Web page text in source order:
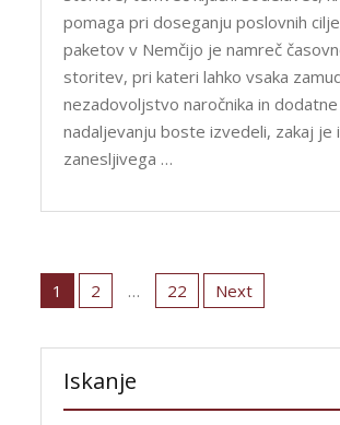
pomaga pri doseganju poslovnih
paketov v Nemčijo je namreč
storitev, pri kateri lahko vsaka
nezadovoljstvo naročnika in
nadaljevanju boste izvedeli, zakaj je
zanesljivega …
Posts
pagination
1 2 … 22 Next
Iskanje